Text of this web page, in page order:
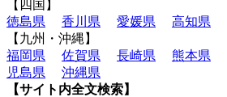
【四国】
徳島県
香川県 愛媛県
高知県
【九州・沖縄】
福岡県
佐賀県 長崎県 熊本県
児島県
沖縄県
【サイト内全文検索】